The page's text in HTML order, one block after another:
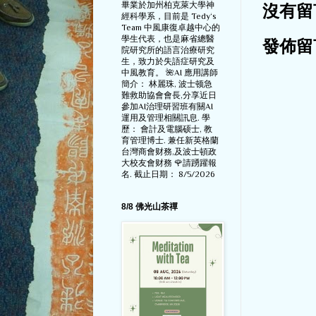
沒有
發佈
畢業於加州柏克萊大學神
經科學系，目前是 Tedy‘s
Team 中風康復卓越中心的
學生代表，也是麻省總醫
院研究所的語言治療研究
生，致力於失語症研究及
中風教育。 🌺AI 應用講師
簡介： 林麗珠, 波士顿急
難救助協會會長,分享近日
參加AI治理研習班有關AI
運用及管理相關訊息. 學
歷： 會計及電腦硕士, 教
育管理博士. 兼任新英格蘭
台灣商會财務,及波士頓政
大校友會财務 🌹請踴躍報
名. 截止日期： 8/5/2026
8/8 佛光山茶禪